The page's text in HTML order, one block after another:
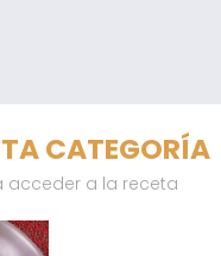
CATEGORÍA
acceder a la receta